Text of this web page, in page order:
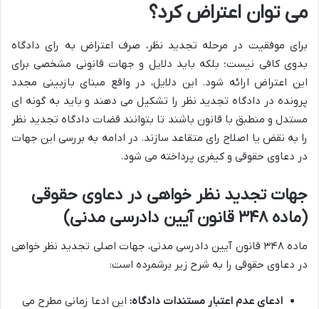
می توان اعتراض کرد؟
برای موفقیت در مرحله تجدید نظر، صرف اعتراض به رای دادگاه
بدوی کافی نیست؛ بلکه باید دلایل و جهات قانونی مشخصی برای
این اعتراض ارائه شود. این دلایل، در واقع مبنای بازبینی مجدد
پرونده در دادگاه تجدید نظر را تشکیل می دهند و باید به گونه ای
مستدل و منطبق با قانون باشند تا بتوانند قضات دادگاه تجدید نظر
را به نقض یا اصلاح رای متقاعد سازند. در ادامه به بررسی این جهات
در دعاوی حقوقی و کیفری پرداخته می شود.
جهات تجدید نظر خواهی در دعاوی حقوقی
(ماده ۳۴۸ قانون آیین دادرسی مدنی)
ماده ۳۴۸ قانون آیین دادرسی مدنی، جهات اصلی تجدید نظر خواهی
در دعاوی حقوقی را به شرح زیر برشمرده است:
ادعای عدم اعتبار مستندات دادگاه: این ادعا زمانی مطرح می